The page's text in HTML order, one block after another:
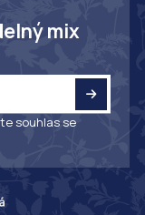
mix
souhlas se